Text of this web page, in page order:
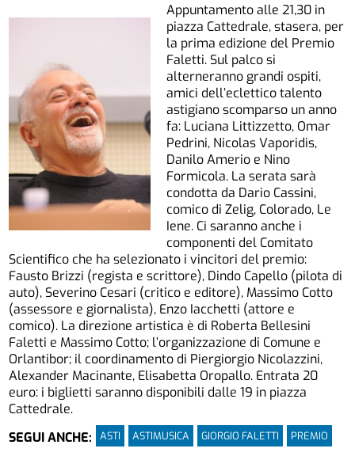
Appuntamento alle 21,30 in
piazza Cattedrale, stasera, per
la prima edizione del Premio
Faletti. Sul palco si
alterneranno grandi ospiti,
amici dell’eclettico talento
astigiano scomparso un anno
fa: Luciana Littizzetto, Omar
Pedrini, Nicolas Vaporidis,
Danilo Amerio e Nino
Formicola. La serata sarà
condotta da Dario Cassini,
comico di Zelig, Colorado, Le
Iene. Ci saranno anche i
componenti del Comitato
Scientifico che ha selezionato i vincitori del premio:
Fausto Brizzi (regista e scrittore), Dindo Capello (pilota di
auto), Severino Cesari (critico e editore), Massimo Cotto
(assessore e giornalista), Enzo Iacchetti (attore e
comico). La direzione artistica è di Roberta Bellesini
Faletti e Massimo Cotto; l’organizzazione di Comune e
Orlantibor; il coordinamento di Piergiorgio Nicolazzini,
Alexander Macinante, Elisabetta Oropallo. Entrata 20
euro: i biglietti saranno disponibili dalle 19 in piazza
Cattedrale.
SEGUI ANCHE:
ASTI ASTIMUSICA GIORGIO FALETTI PREMIO